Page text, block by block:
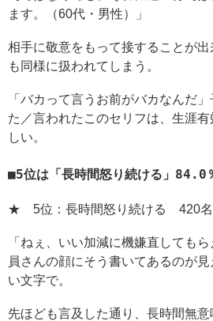
ます。（60代・男性）」
相手に敬意をもって接することが
も同様に扱われてしまう。
「バカって言うお前がバカなんだ
た／言われたこのセリフは、生涯
しい。
5位は「長時間怒り続ける」84.0
★ 5位：長時間怒り続ける 420
「ねぇ、いい加減に機嫌直しても
員さんの顔にそう書いてあるのが
い文字で。
先ほども言及した通り、長時間無